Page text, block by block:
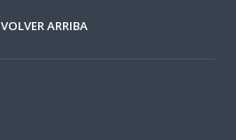
VOLVER ARRIBA